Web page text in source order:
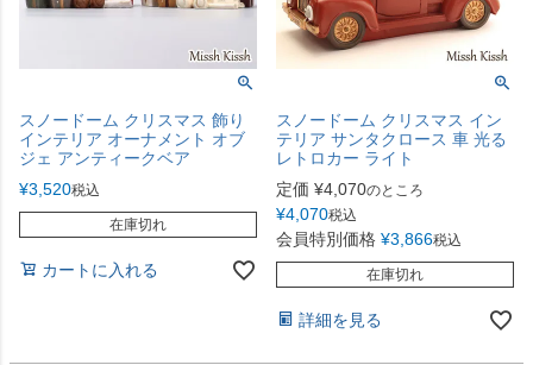
スノードーム クリスマス 飾り
インテリア オーナメント オブ
ジェ アンティークベア
¥3,520税込
在庫切れ
カートに入れる
スノードーム クリスマス イン
テリア サンタクロース 車 光る
レトロカー ライト
定価 ¥4,070のところ
¥4,070税込
会員特別価格 ¥3,866税込
在庫切れ
詳細を見る